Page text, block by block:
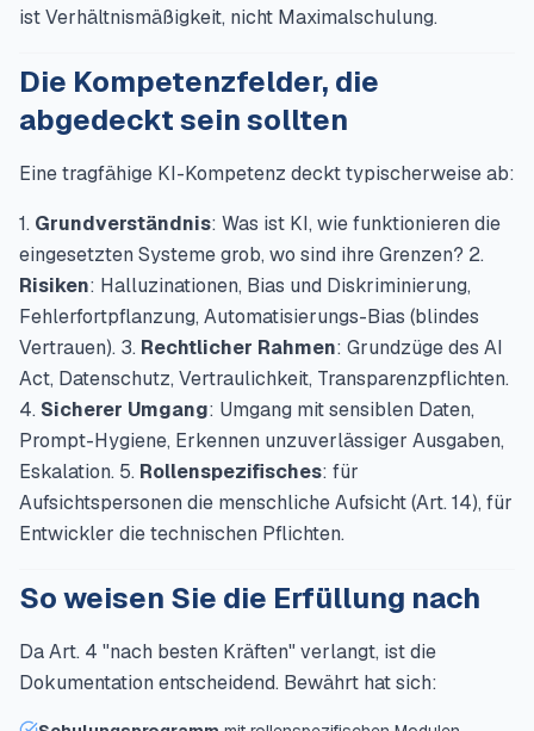
ist Verhältnismäßigkeit, nicht Maximalschulung.
Die Kompetenzfelder, die
abgedeckt sein sollten
Eine tragfähige KI-Kompetenz deckt typischerweise ab:
1. Grundverständnis: Was ist KI, wie funktionieren die
eingesetzten Systeme grob, wo sind ihre Grenzen? 2.
Risiken: Halluzinationen, Bias und Diskriminierung,
Fehlerfortpflanzung, Automatisierungs-Bias (blindes
Vertrauen). 3. Rechtlicher Rahmen: Grundzüge des AI
Act, Datenschutz, Vertraulichkeit, Transparenzpflichten.
4. Sicherer Umgang: Umgang mit sensiblen Daten,
Prompt-Hygiene, Erkennen unzuverlässiger Ausgaben,
Eskalation. 5. Rollenspezifisches: für
Aufsichtspersonen die menschliche Aufsicht (Art. 14), für
Entwickler die technischen Pflichten.
So weisen Sie die Erfüllung nach
Da Art. 4 "nach besten Kräften" verlangt, ist die
Dokumentation entscheidend. Bewährt hat sich: